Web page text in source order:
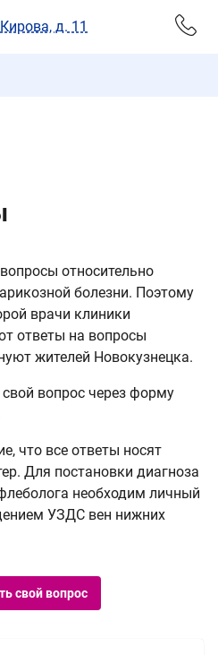
д. 11
относительно
болезни. Поэтому
врачи клиники
ответы на вопросы
жителей Новокузнецка.
вопрос через форму
что все ответы носят
Для постановки диагноза
необходим личный
УЗДС вен нижних
свой вопрос